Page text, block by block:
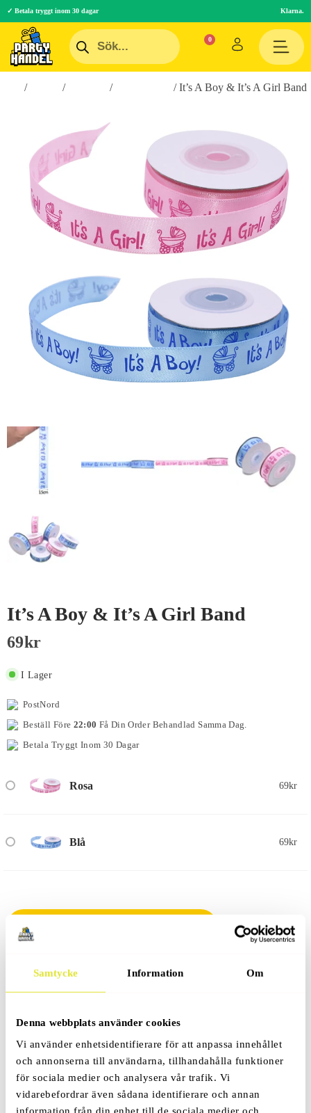
Samtycke Information Om
Denna webbplats använder cookies
Vi använder enhetsidentifierare för att anpassa innehållet
och annonserna till användarna, tillhandahålla funktioner
för sociala medier och analysera vår trafik. Vi
vidarebefordrar även sådana identifierare och annan
information från din enhet till de sociala medier och
✓ Betala tryggt inom 30 dagar Klarna.
/ / / / It’s A Boy & It’s A Girl Band
It’s A Boy & It’s A Girl Band
69Kr
I Lager
PostNord
Beställ Före 22:00 Få Din Order Behandlad Samma Dag.
Betala Tryggt Inom 30 Dagar
Rosa 69kr
Blå 69kr
Produktbeskrivning
Recensioner (0)